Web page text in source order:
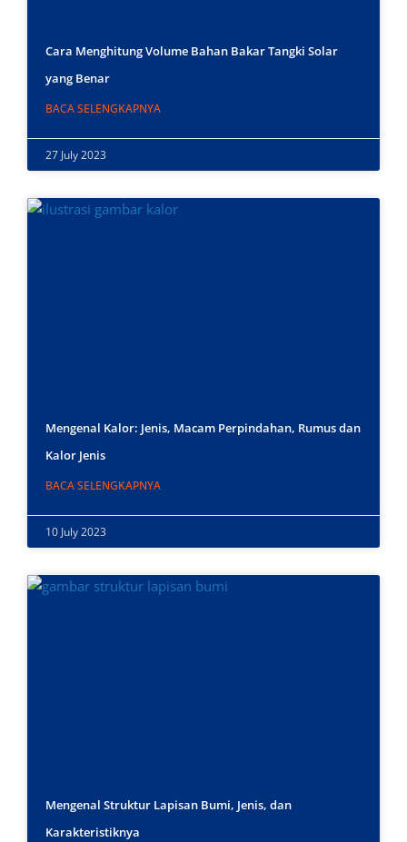
Cara Menghitung Volume Bahan Bakar Tangki Solar
yang Benar
BACA SELENGKAPNYA
27 July 2023
Mengenal Kalor: Jenis, Macam Perpindahan, Rumus dan
Kalor Jenis
BACA SELENGKAPNYA
10 July 2023
Mengenal Struktur Lapisan Bumi, Jenis, dan
Karakteristiknya